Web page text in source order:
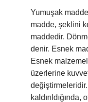
Yumuşak
madde, şeklini
maddedir.
denir. Esnek
Esnek
üzerlerine